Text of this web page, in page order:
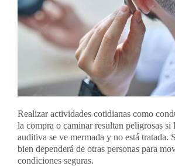
Realizar actividades cotidianas como
la compra o caminar resultan peligrosas si
auditiva se ve mermada y no está tratada.
bien dependerá de otras personas para
condiciones seguras.